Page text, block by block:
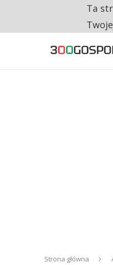
CO
Strona główna
Ta